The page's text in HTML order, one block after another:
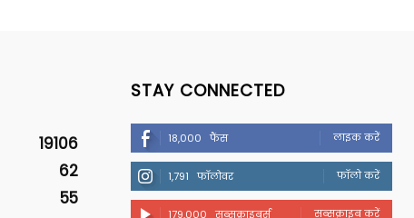
19106
62
55
STAY CONNECTED
18,000 फैंस लाइक करें
1,791 फॉलोवर फॉलो करें
179,000 सब्सक्राइबर्स सब्सक्राइब करें